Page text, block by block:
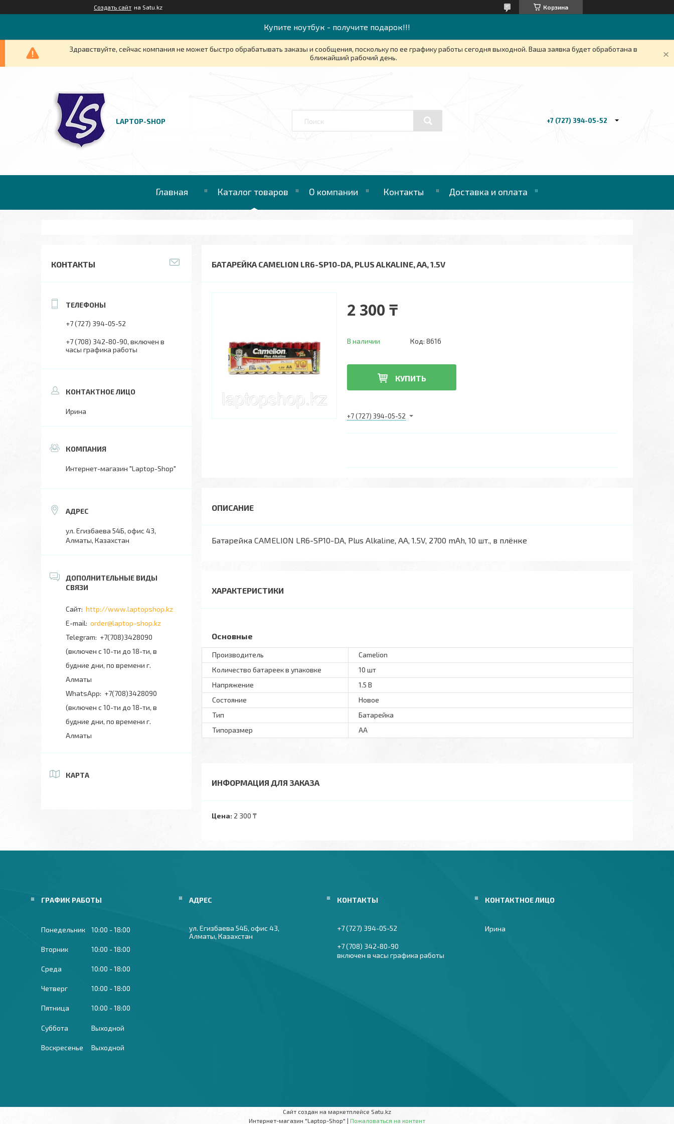
Создать сайт на Satu.kz Корзина
Купите ноутбук - получите подарок!!!
Здравствуйте, сейчас компания не может быстро обрабатывать заказы и сообщения, поскольку по ее графику работы сегодня выходной. Ваша заявка будет обработана в
ближайший рабочий день.
LAPTOP-SHOP +7 (727) 394-05-52
Главная Каталог товаров О компании Контакты Доставка и оплата
БАТАРЕЙКА CAMELION LR6-SP10-DA, PLUS ALKALINE, AA, 1.5V
2 300 ₸
В наличии Код: 8616
КУПИТЬ
+7 (727) 394-05-52
Батарейка CAMELION LR6-SP10-DA, Plus Alkaline, AA, 1.5V, 2700 mAh, 10 шт., в плёнке
ХАРАКТЕРИСТИКИ
Основные
Производитель
Camelion
Количество батареек в упаковке
10 шт
Напряжение
1.5 В
Состояние
Новое
Тип
Батарейка
Типоразмер
AA
ИНФОРМАЦИЯ ДЛЯ ЗАКАЗА
Цена: 2 300 ₸
КОНТАКТЫ
+7 (727) 394-05-52
+7 (708) 342-80-90 включен в
часы графика работы
Ирина
Интернет-магазин "Laptop-Shop"
ул. Егизбаева 54Б, офис 43,
Алматы, Казахстан
http://www.laptopshop.kz
order@laptop-shop.kz
+7(708)3428090
(включен с 10-ти до 18-ти, в
будние дни, по времени г.
Алматы
+7(708)3428090
(включен с 10-ти до 18-ти, в
будние дни, по времени г.
Алматы
КАРТА
ГРАФИК РАБОТЫ
Понедельник 10:00 18:00
Вторник 10:00 18:00
Среда 10:00 18:00
Четверг 10:00 18:00
Пятница 10:00 18:00
Суббота Выходной
Воскресенье Выходной
ул. Егизбаева 54Б, офис 43,
Алматы, Казахстан
+7 (727) 394-05-52
+7 (708) 342-80-90
включен в часы графика работы
Ирина
Сайт создан на маркетплейсе Satu.kz
Интернет-магазин "Laptop-Shop" | Пожаловаться на контент